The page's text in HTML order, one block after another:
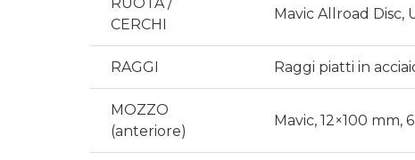
RUOTA /
CERCHI
Mavic Allroad Disc,
RAGGI Raggi piatti in
MOZZO
(anteriore)
Mavic, 12×100 mm,